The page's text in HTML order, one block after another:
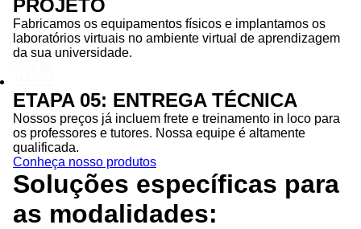
PROJETO
Fabricamos os equipamentos físicos e implantamos os
laboratórios virtuais no ambiente virtual de aprendizagem
da sua universidade.
ETAPA 05: ENTREGA TÉCNICA
Nossos preços já incluem frete e treinamento in loco para
os professores e tutores. Nossa equipe é altamente
qualificada.
Conheça nosso produtos
Soluções específicas para
as modalidades: